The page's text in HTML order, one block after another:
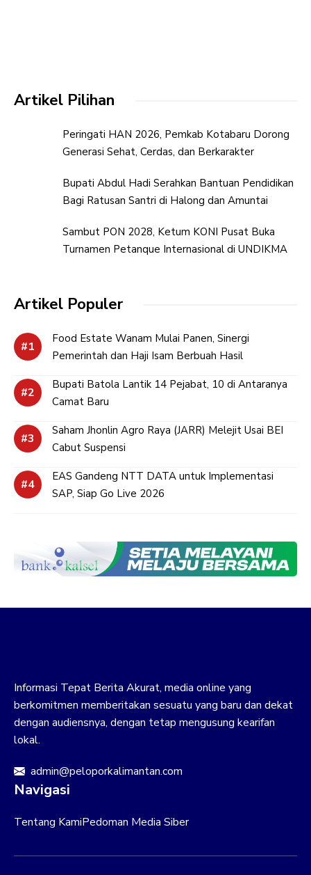
Artikel Pilihan
Peringati HAN 2026, Pemkab Kotabaru Dorong
Generasi Sehat, Cerdas, dan Berkarakter
Bupati Abdul Hadi Serahkan Bantuan Pendidikan
Bagi Ratusan Santri di Halong dan Amuntai
Sambut PON 2028, Ketum KONI Pusat Buka
Turnamen Petanque Internasional di UNDIKMA
Artikel Populer
Food Estate Wanam Mulai Panen, Sinergi
Pemerintah dan Haji Isam Berbuah Hasil
Bupati Batola Lantik 14 Pejabat, 10 di Antaranya
Camat Baru
Saham Jhonlin Agro Raya (JARR) Melejit Usai BEI
Cabut Suspensi
EAS Gandeng NTT DATA untuk Implementasi
SAP, Siap Go Live 2026
Informasi Tepat Berita Akurat, media online yang
berkomitmen memberitakan sesuatu yang baru dan dekat
dengan audiensnya, dengan tetap mengusung kearifan
lokal.
admin@peloporkalimantan.com
Navigasi
Tentang KamiPedoman Media Siber